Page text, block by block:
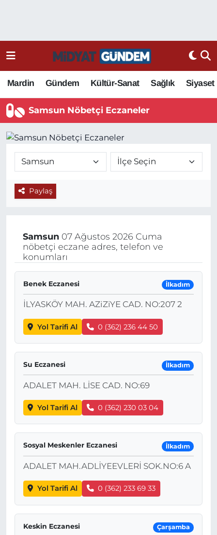
Mardin Gündem Kültür-Sanat Sağlık Siyaset
Samsun Nöbetçi Eczaneler
Paylaş
Samsun07 Ağustos 2026 Cuma
nöbetçi eczane adres, telefon ve
konumları
Benek Eczanesi İlkadım
İLYASKÖY MAH. AZiZiYE CAD. NO:207 2
Yol Tarifi Al 0 (362) 236 44 50
Su Eczanesi İlkadım
ADALET MAH. LİSE CAD. NO:69
Yol Tarifi Al 0 (362) 230 03 04
Sosyal Meskenler Eczanesi İlkadım
ADALET MAH.ADLİYEEVLERİ SOK.NO:6 A
Yol Tarifi Al 0 (362) 233 69 33
Keskin Eczanesi Çarşamba